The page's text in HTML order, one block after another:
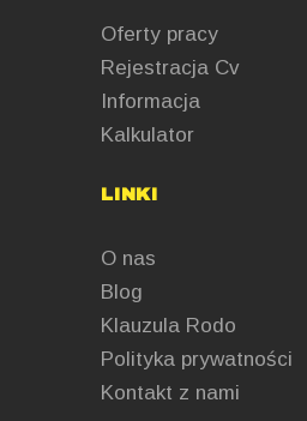
Oferty pracy
Rejestracja Cv
Informacja
Kalkulator
LINKI
O nas
Blog
Klauzula Rodo
Polityka prywatności
Kontakt z nami